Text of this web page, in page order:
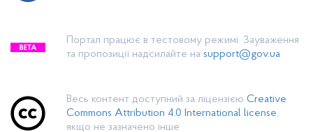
Портал працює в тестовому режимі. Зауваження
та пропозиції надсилайте на support@gov.ua
Весь контент доступний за ліцензією Creative
Commons Attribution 4.0 International license,
якщо не зазначено інше